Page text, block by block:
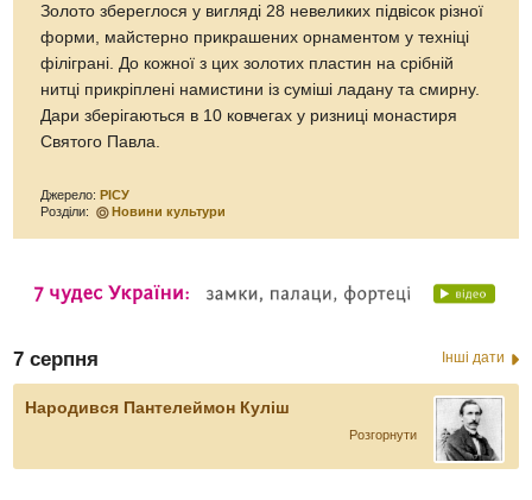
Золото збереглося у вигляді 28 невеликих підвісок різної
форми, майстерно прикрашених орнаментом у техніці
філіграні. До кожної з цих золотих пластин на срібній
нитці прикріплені намистини із суміші ладану та смирну.
Дари зберігаються в 10 ковчегах у ризниці монастиря
Святого Павла.
Джерело: РІСУ
Розділи:
Новини культури
7 серпня Інші дати
Народився Пантелеймон Куліш
Розгорнути